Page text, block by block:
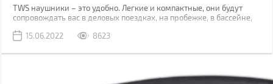
TWS наушники – это удобно. Легкие и компактные, они будут
сопровождать вас в деловых поездках, на пробежке, в бассейне,
качеству звука проводным моделям, но все ли могут услышать
сегментах, которые актуальны в мае 2022. В каждом из них есть
15.06.2022 8623